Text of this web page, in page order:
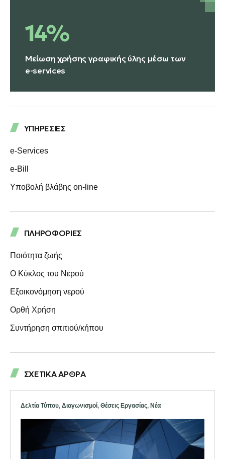
14%
Μείωση χρήσης γραφικής ύλης μέσω των
e-services
ΥΠΗΡΕΣΙΕΣ
e-Services
e-Bill
Υποβολή βλάβης on-line
ΠΛΗΡΟΦΟΡΙΕΣ
Ποιότητα ζωής
Ο Κύκλος του Νερού
Eξοικονόμηση νερού
Ορθή Χρήση
Συντήρηση σπιτιού/κήπου
ΣΧΕΤΙΚΑ ΑΡΘΡΑ
Δελτία Τύπου, Διαγωνισμοί, Θέσεις Εργασίας, Νέα